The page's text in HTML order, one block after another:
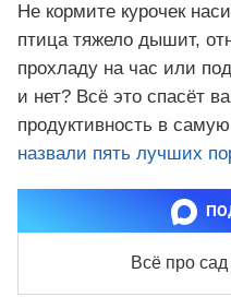
Не кормите курочек
птица тяжело дышит,
прохладу на час или
и нет? Всё это спасёт
продуктивность в
назвали пять лучших
Всё про сад